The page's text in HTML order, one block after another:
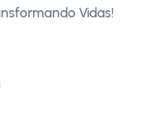
Vidas!